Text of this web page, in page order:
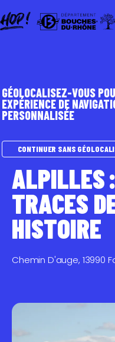
BALADES
ALPILLES
TRACES
HISTOIRE
Chemin D'auge, 13990
GÉOLOCALISEZ-VOUS
EXPÉRIENCE DE
PERSONNALISÉE
CONTINUER SANS